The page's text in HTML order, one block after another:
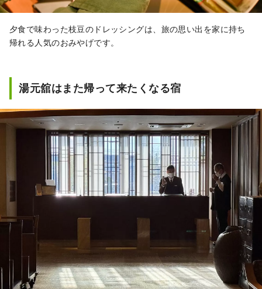
夕食で味わった枝豆のドレッシングは、旅の思い出を家に持ち
帰れる人気のおみやげです。
湯元舘はまた帰って来たくなる宿